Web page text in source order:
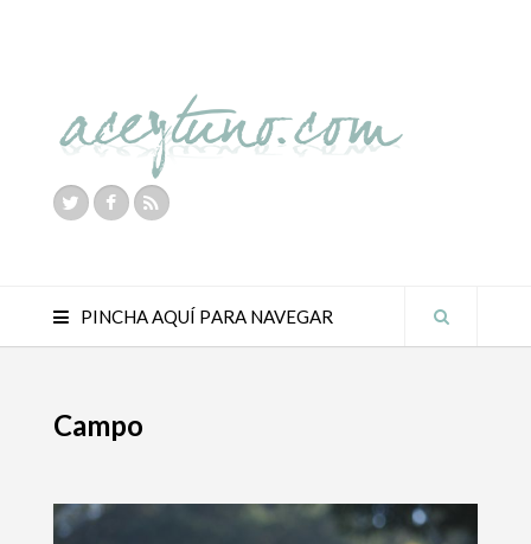
PINCHA AQUÍ PARA NAVEGAR
Campo